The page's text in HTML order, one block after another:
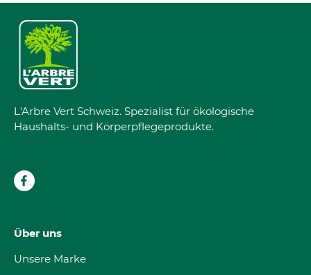
L'Arbre Vert Schweiz. Spezialist für ökologische
Haushalts- und Körperpflegeprodukte.
Über uns
Unsere Marke